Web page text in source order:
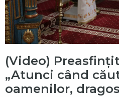
(Video)
„Atunci când
oamenilor,